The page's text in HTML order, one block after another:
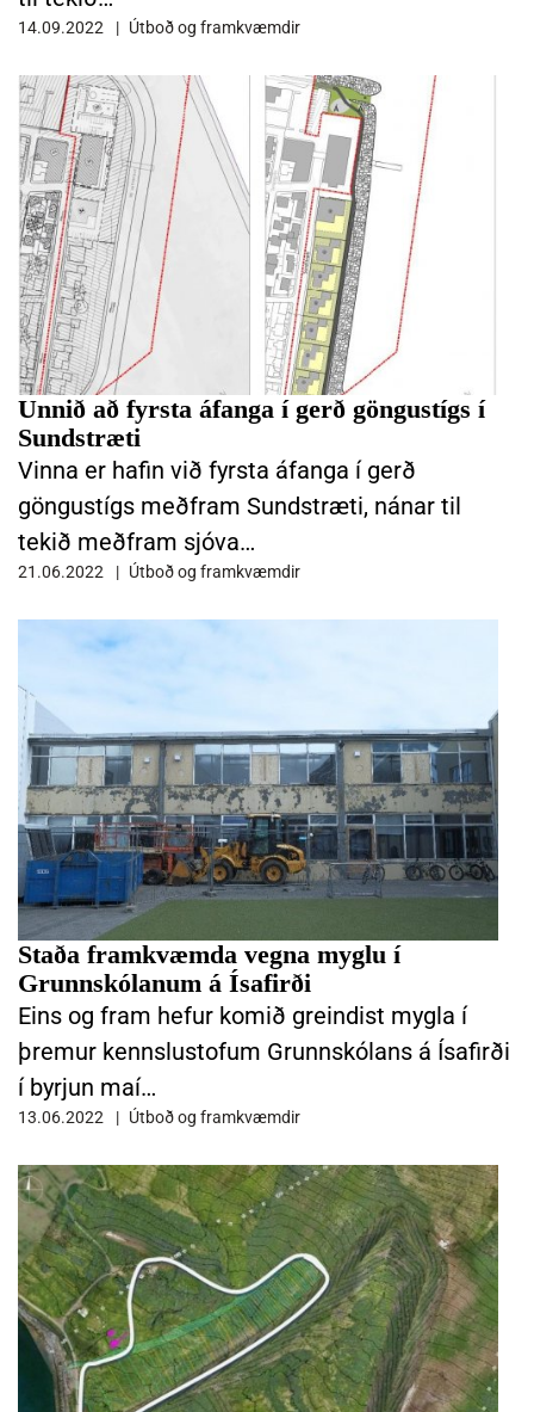
14.09.2022 Útboð og framkvæmdir
Unnið að fyrsta áfanga í gerð göngustígs í
Sundstræti
Vinna er hafin við fyrsta áfanga í gerð
göngustígs meðfram Sundstræti, nánar til
tekið meðfram sjóva…
21.06.2022 Útboð og framkvæmdir
LESA FRÉTTINA UNNIÐ AÐ FYRSTA ÁFANGA Í GERÐ GÖNGUSTÍGS
Staða framkvæmda vegna myglu í
Grunnskólanum á Ísafirði
Eins og fram hefur komið greindist mygla í
þremur kennslustofum Grunnskólans á Ísafirði
í byrjun maí…
13.06.2022 Útboð og framkvæmdir
LESA FRÉTTINA STAÐA FRAMKVÆMDA VEGNA MYGLU Í
LESA FRÉTTINA FLATEYRI: VÍKKUN FLÓÐRÁSAR VIÐ VARNARGARÐ